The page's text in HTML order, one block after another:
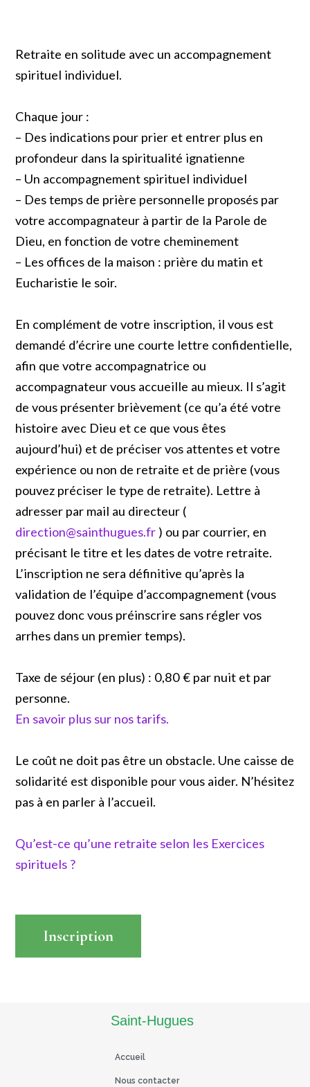
Retraite en solitude avec un accompagnement
spirituel individuel.
Chaque jour :
– Des indications pour prier et entrer plus en
profondeur dans la spiritualité ignatienne
– Un accompagnement spirituel individuel
– Des temps de prière personnelle proposés par
votre accompagnateur à partir de la Parole de
Dieu, en fonction de votre cheminement
– Les offices de la maison : prière du matin et
Eucharistie le soir.
En complément de votre inscription, il vous est
demandé d’écrire une courte lettre confidentielle,
afin que votre accompagnatrice ou
accompagnateur vous accueille au mieux. Il s’agit
de vous présenter brièvement (ce qu’a été votre
histoire avec Dieu et ce que vous êtes
aujourd’hui) et de préciser vos attentes et votre
expérience ou non de retraite et de prière (vous
pouvez préciser le type de retraite). Lettre à
adresser par mail au directeur (
direction@sainthugues.fr ) ou par courrier, en
précisant le titre et les dates de votre retraite.
L’inscription ne sera définitive qu’après la
validation de l’équipe d’accompagnement (vous
pouvez donc vous préinscrire sans régler vos
arrhes dans un premier temps).
Taxe de séjour (en plus) : 0,80 € par nuit et par
personne.
En savoir plus sur nos tarifs.
Le coût ne doit pas être un obstacle. Une caisse de
solidarité est disponible pour vous aider. N’hésitez
pas à en parler à l’accueil.
Qu’est-ce qu’une retraite selon les Exercices
spirituels ?
Inscription
Saint-Hugues
Accueil
Nous contacter